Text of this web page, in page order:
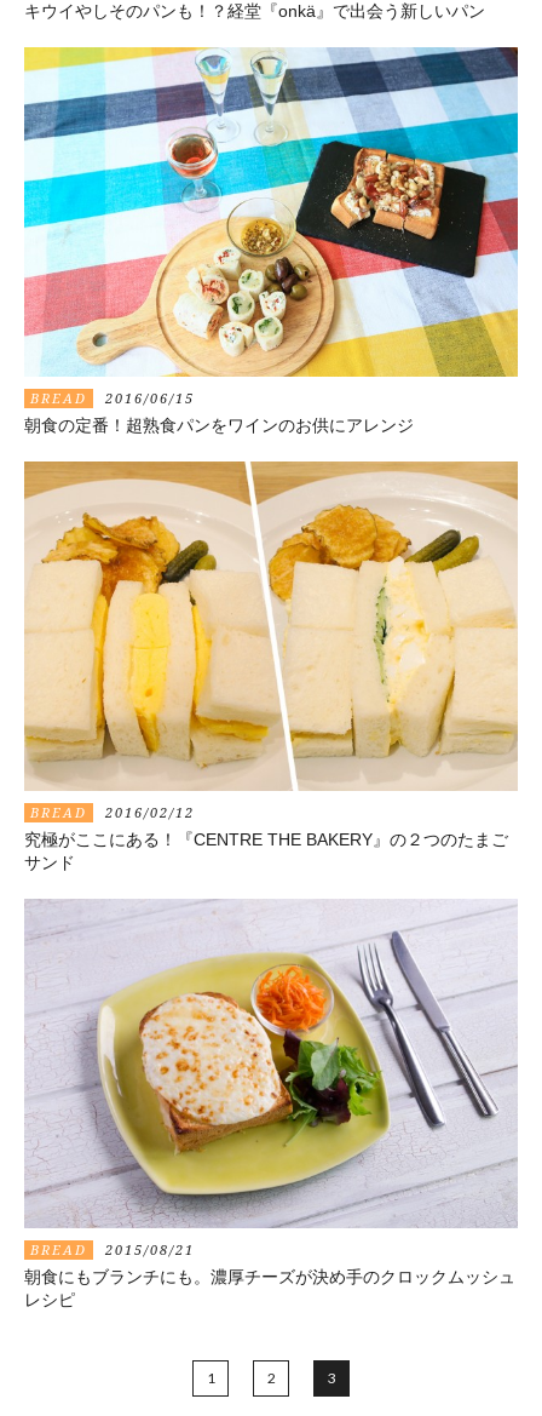
キウイやしそのパンも！？経堂『onkä』で出会う新しいパン
BREAD 2016/06/15
朝食の定番！超熟食パンをワインのお供にアレンジ
BREAD 2016/02/12
究極がここにある！『CENTRE THE BAKERY』の２つのたまご
サンド
BREAD 2015/08/21
朝食にもブランチにも。濃厚チーズが決め手のクロックムッシュ
レシピ
1 2 3